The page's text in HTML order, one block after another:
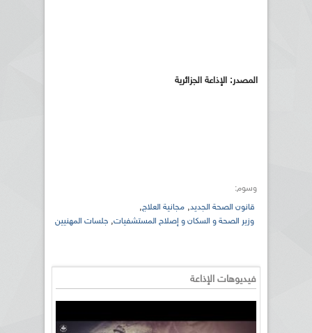
المصدر: الإذاعة الجزائرية
وسوم:
قانون الصحة الجديد, مجانية العلاج,
وزير الصحة و السكان و إصلاح المستشفيات, جلسات المهنيين
فيديوهات الإذاعة